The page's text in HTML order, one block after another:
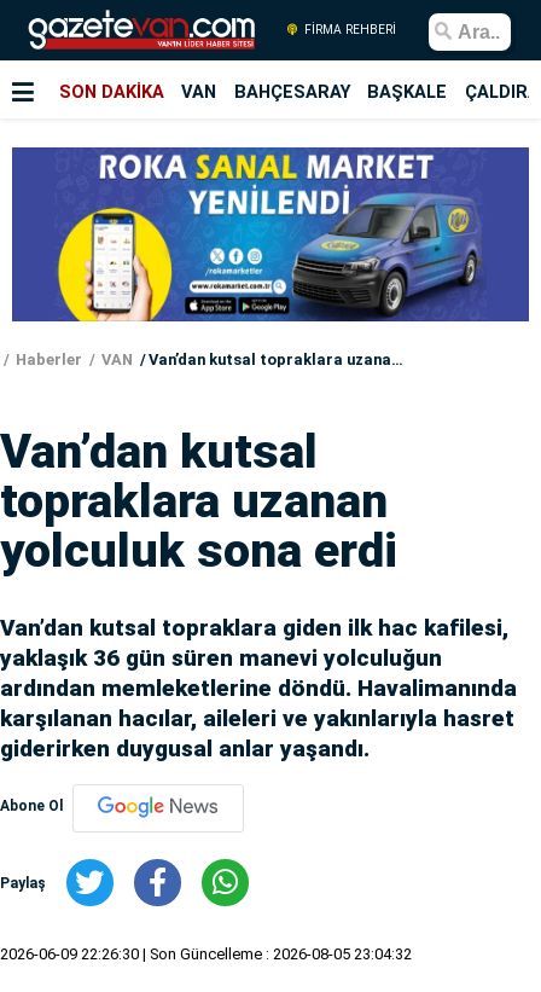
FİRMA REHBERİ
SON DAKİKA VAN BAHÇESARAY BAŞKALE
Haberler VAN Van’dan kutsal topraklara uzanan yolculuk sona erdi
Van’dan kutsal
topraklara uzanan
yolculuk sona erdi
Van’dan kutsal topraklara giden ilk hac kafilesi,
yaklaşık 36 gün süren manevi yolculuğun
ardından memleketlerine döndü. Havalimanında
karşılanan hacılar, aileleri ve yakınlarıyla hasret
giderirken duygusal anlar yaşandı.
Abone Ol
Paylaş
2026-06-09 22:26:30 | Son Güncelleme : 2026-08-05 23:04:32